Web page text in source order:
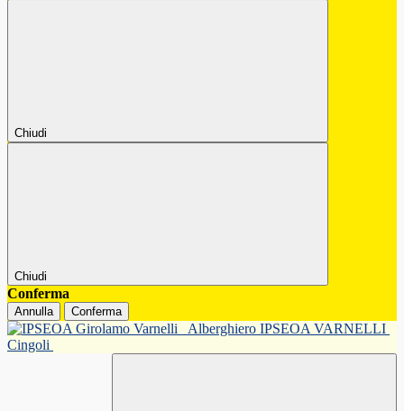
Chiudi
Chiudi
Conferma
Annulla Conferma
Alberghiero IPSEOA VARNELLI
Cingoli